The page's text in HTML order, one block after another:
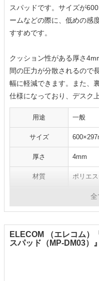
スパッドです。サイズが
ームなどの際に、低めの感
すすめです。
クッション性がある厚さ
間の圧力が分散されるので
幅に軽減できます。また、
仕様になっており、デスク
用途 一般
サイズ
厚さ 4mm
材質 ポリエ
全
ELECOM （エレコム）
スパッド（MP-DM03）』